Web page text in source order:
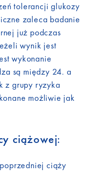
tolerancji glukozy
zaleca badanie
już podczas
wynik jest
wykonanie
są między 24. a
z grupy ryzyka
możliwie jak
ciążowej:
ciąży